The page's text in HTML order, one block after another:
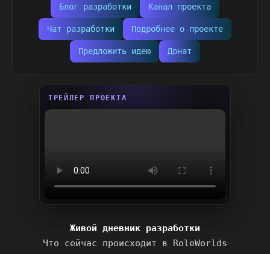
Блог разработки Канал проекта
Чат разработки Подробнее о проекте
Предложить идею Донат
ТРЕЙЛЕР ПРОЕКТА
Живой дневник разработки
Что сейчас происходит в RoleWorlds